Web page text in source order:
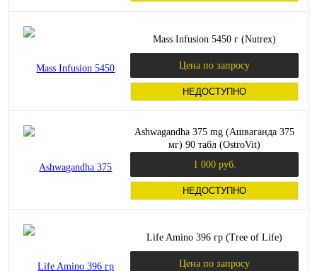
Mass Infusion 5450 г (Nutrex)
Цена по запросу
НЕДОСТУПНО
Ashwagandha 375 mg (Ашваганда 375
мг) 90 табл (OstroVit)
1 000 руб.
НЕДОСТУПНО
Life Amino 396 гр (Tree of Life)
Цена по запросу